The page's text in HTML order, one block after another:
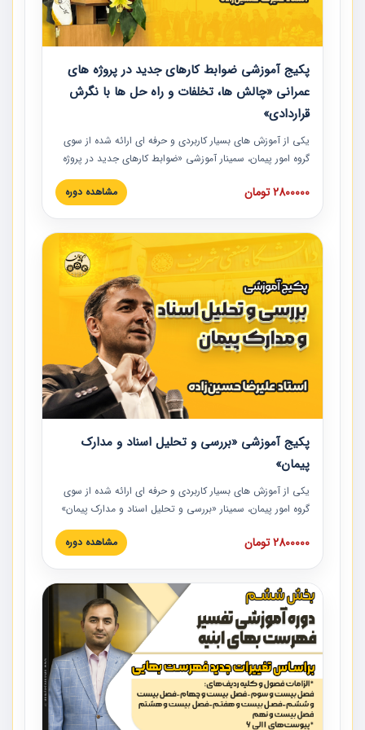
پکیج آموزشی ضوابط کارهای جدید در پروژه های
عمرانی «چالش ها، تخلفات و راه حل ها با نگرش
قراردادی»
یکی از آموزش‏‏‏‏‏‏ های بسیار کاربردی و حرفه‏ ای ارائه شده از سوی
گروه امور پیمان، سمینار آموزشی «ضوابط کارهای جدید در پروژه
های عمرانی» چالش ها، تخلفات و راه حل ها با نگرش قراردادی
است که در محل سندیکای شرکت های ساختمانی کشور ارائه شد.
مدارک پیمان به همراه تجربیات عملی ارائه شده است.
2800000 تومان مشاهده دوره
پکیج آموزشی «بررسی و تحلیل اسناد و مدارک
پیمان»
یکی از آموزش‏‏‏‏‏‏ های بسیار کاربردی و حرفه‏ ای ارائه شده از سوی
گروه امور پیمان، سمینار «بررسی و تحلیل اسناد و مدارک پیمان»
است که در دانشگاه صنعتی شریف ارائه شد. در این آموزش
نکات کلیدی مربوط به اسناد و مدارک پیمان، اولویت بندی اسناد
پیمان به همراه تجربیات عملی در این خصوص ارائه شده است.
2800000 تومان مشاهده دوره